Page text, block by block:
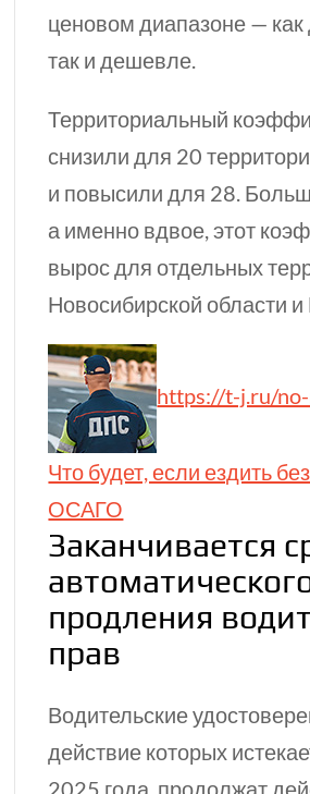
ценовом диапазоне —
так и дешевле.
Территориальный
снизили для 20
и повысили для 28.
а именно вдвое, этот
вырос для отдельных
Новосибирской области
https://t-j.ru/
Что будет, если ездить
ОСАГО
Заканчивается
продления
прав
Водительские
действие которых
2025 года, продолжат